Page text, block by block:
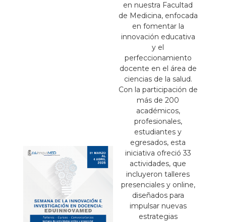
en nuestra Facultad
de Medicina, enfocada
en fomentar la
innovación educativa
y el
perfeccionamiento
docente en el área de
ciencias de la salud.
Con la participación de
más de 200
académicos,
profesionales,
estudiantes y
egresados, esta
iniciativa ofreció 33
actividades, que
incluyeron talleres
presenciales y online,
diseñados para
impulsar nuevas
estrategias